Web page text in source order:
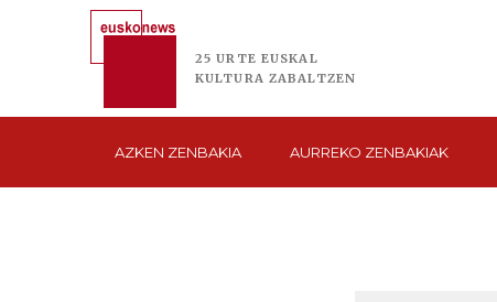
25 URTE EUSKAL
KULTURA ZABALTZEN
AZKEN ZENBAKIA AURREKO ZENBAKIAK